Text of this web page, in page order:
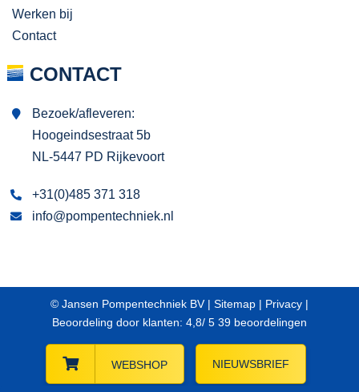
Werken bij
Contact
CONTACT
Bezoek/afleveren:
Hoogeindsestraat 5b
NL-5447 PD Rijkevoort
+31(0)485 371 318
info@pompentechniek.nl
© Jansen Pompentechniek BV | Sitemap | Privacy |
Beoordeling door klanten: 4,8/ 5 39 beoordelingen
WEBSHOP NIEUWSBRIEF